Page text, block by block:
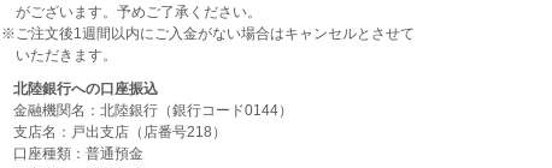
がございます。予めご了承ください。
※ご注文後1週間以内にご入金がない場合はキャンセルとさせて
いただきます。
北陸銀行への口座振込
金融機関名：北陸銀行（銀行コード0144）
支店名：戸出支店（店番号218）
口座種類：普通預金